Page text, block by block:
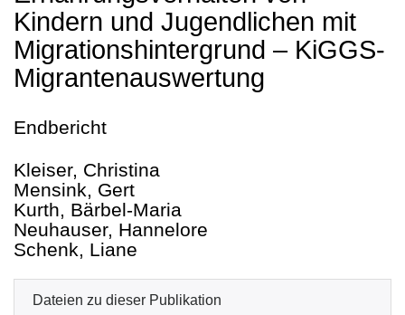
Kindern und Jugendlichen mit
Migrationshintergrund – KiGGS-
Migrantenauswertung
Endbericht
Kleiser, Christina
Mensink, Gert
Kurth, Bärbel-Maria
Neuhauser, Hannelore
Schenk, Liane
Dateien zu dieser Publikation